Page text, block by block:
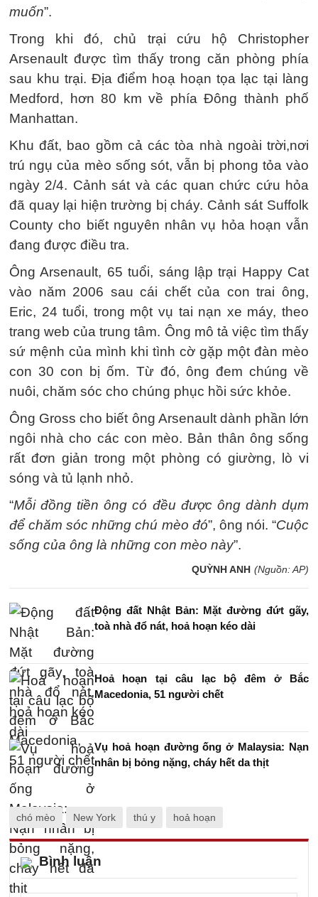
muốn”.
Trong khi đó, chủ trại cứu hộ Christopher
Arsenault được tìm thấy trong căn phòng phía
sau khu trại. Địa điểm hoạ hoạn tọa lạc tại làng
Medford, hơn 80 km về phía Đông thành phố
Manhattan.
Khu đất, bao gồm cả các tòa nhà ngoài trời,nơi
trú ngụ của mèo sống sót, vẫn bị phong tỏa vào
ngày 2/4. Cảnh sát và các quan chức cứu hỏa
đã quay lại hiện trường bị cháy. Cảnh sát Suffolk
County cho biết nguyên nhân vụ hỏa hoạn vẫn
đang được điều tra.
Ông Arsenault, 65 tuổi, sáng lập trại Happy Cat
vào năm 2006 sau cái chết của con trai ông,
Eric, 24 tuổi, trong một vụ tai nạn xe máy, theo
trang web của trung tâm. Ông mô tả việc tìm thấy
sứ mệnh của mình khi tình cờ gặp một đàn mèo
con 30 con bị ốm. Từ đó, ông đem chúng về
nuôi, chăm sóc cho chúng phục hồi sức khỏe.
Ông Gross cho biết ông Arsenault dành phần lớn
ngôi nhà cho các con mèo. Bản thân ông sống
rất đơn giản trong một phòng có giường, lò vi
sóng và tủ lạnh nhỏ.
“Mỗi đồng tiền ông có đều được ông dành dụm
để chăm sóc những chú mèo đó”, ông nói. “Cuộc
sống của ông là những con mèo này”.
QUỲNH ANH (Nguồn: AP)
Động đất Nhật Bản: Mặt đường đứt gãy,
toà nhà đổ nát, hoả hoạn kéo dài
Hoả hoạn tại câu lạc bộ đêm ở Bắc
Macedonia, 51 người chết
Vụ hoả hoạn đường ống ở Malaysia: Nạn
nhân bị bỏng nặng, cháy hết da thịt
chó mèo New York thú y hoả hoạn
Bình luận